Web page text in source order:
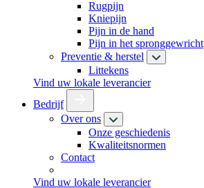
Rugpijn
Kniepijn
Pijn in de hand
Pijn in het spronggewricht
Preventie & herstel
Littekens
Vind uw lokale leverancier
Bedrijf
Over ons
Onze geschiedenis
Kwaliteitsnormen
Contact
Vind uw lokale leverancier